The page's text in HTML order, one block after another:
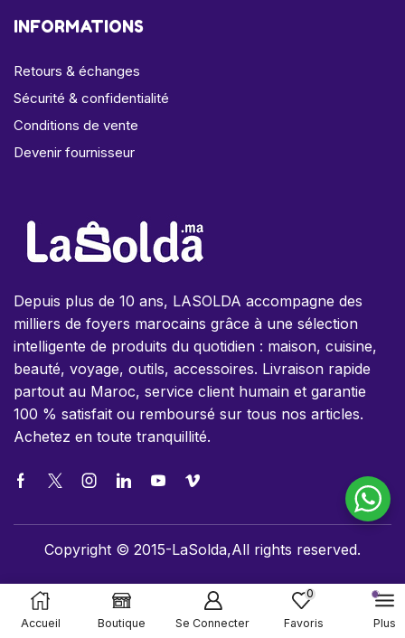
INFORMATIONS
Retours & échanges
Sécurité & confidentialité
Conditions de vente
Devenir fournisseur
Depuis plus de 10 ans, LASOLDA accompagne des
milliers de foyers marocains grâce à une sélection
intelligente de produits du quotidien : maison, cuisine,
beauté, voyage, outils, accessoires. Livraison rapide
partout au Maroc, service client humain et garantie
100 % satisfait ou remboursé sur tous nos articles.
Achetez en toute tranquillité.
Copyright © 2015-LaSolda,All rights reserved.
Accueil Boutique Se Connecter
0
Favoris Plus